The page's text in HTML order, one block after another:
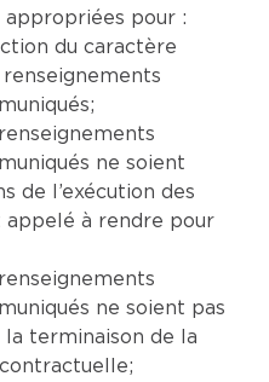
appropriées pour :
du caractère
ne soient
de l’exécution des
appelé à rendre pour
ne soient pas
la terminaison de la